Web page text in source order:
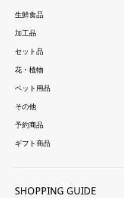
生鮮食品
加工品
セット品
花・植物
ペット用品
その他
予約商品
ギフト商品
SHOPPING GUIDE